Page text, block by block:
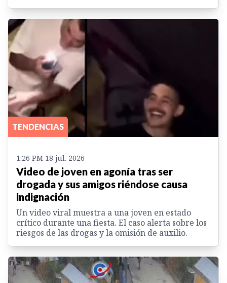
TENDENCIAS
1:26 PM 18 jul. 2026
Video de joven en agonía tras ser
drogada y sus amigos riéndose causa
indignación
Un video viral muestra a una joven en estado
crítico durante una fiesta. El caso alerta sobre los
riesgos de las drogas y la omisión de auxilio.